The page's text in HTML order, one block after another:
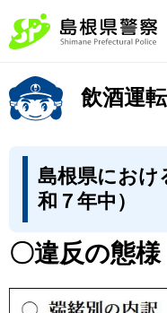
飲酒運
島根県におけ
和７年中）
〇違反の態様